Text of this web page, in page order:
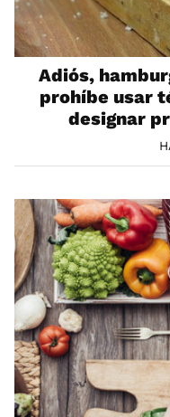
Adiós,
prohíbe usar
designar